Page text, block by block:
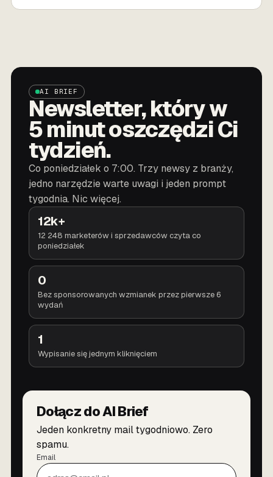
AI BRIEF
Newsletter, który w
5 minut oszczędzi Ci
tydzień.
Co poniedziałek o 7:00. Trzy newsy z branży,
jedno narzędzie warte uwagi i jeden prompt
tygodnia. Nic więcej.
12k+
12 248 marketerów i sprzedawców czyta co
poniedziałek
0
Bez sponsorowanych wzmianek przez pierwsze 6
wydań
1
Wypisanie się jednym kliknięciem
Dołącz do AI Brief
Jeden konkretny mail tygodniowo. Zero
spamu.
Email